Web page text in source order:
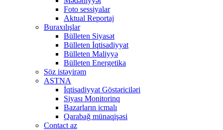
Foto sessiyalar
Aktual Reportaj
Buraxılışlar
Bülleten Siyasət
Bülleten İqtisadiyyat
Bülleten Maliyyə
Bülleten Energetika
Söz istəyirəm
ASTNA
İqtisadiyyat Göstəriciləri
Siyası Monitorinq
Bazarların icmalı
Qarabağ münaqişəsi
Contact az